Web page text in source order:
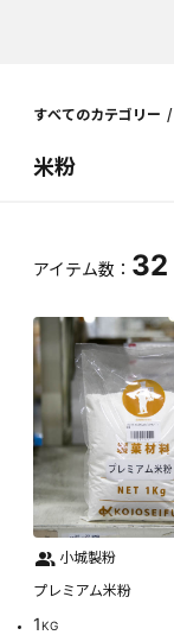
すべてのカテゴリー
米粉
アイテム数： 32
小城製粉
プレミアム米粉
1KG